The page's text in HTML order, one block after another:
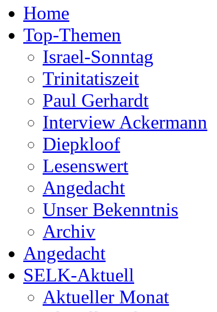
Home
Top-Themen
Israel-Sonntag
Trinitatiszeit
Paul Gerhardt
Interview Ackermann
Diepkloof
Lesenswert
Angedacht
Unser Bekenntnis
Archiv
Angedacht
SELK-Aktuell
Aktueller Monat